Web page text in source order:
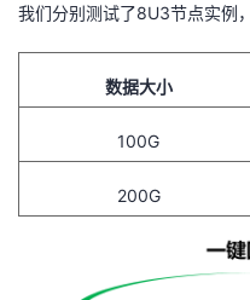
我们分别测试了8U3节点实例
数据大小
100G
200G